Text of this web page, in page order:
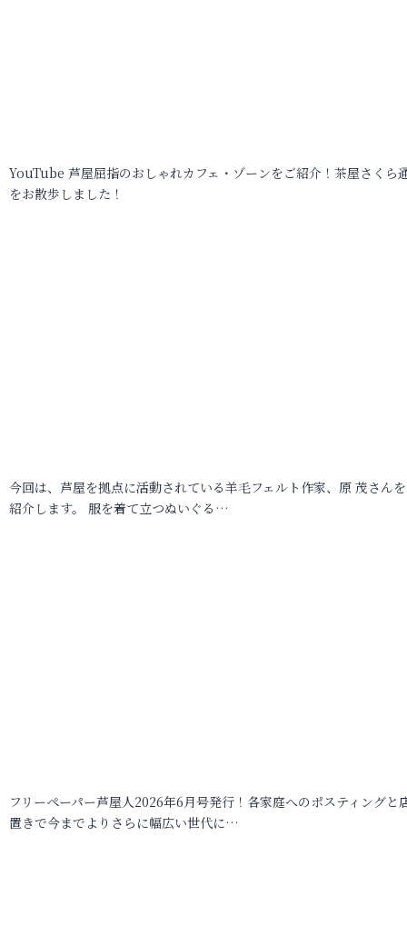
YouTube 芦屋屈指のおしゃれカフェ・ゾーンをご紹介！茶屋さくら
をお散歩しました！
今回は、芦屋を拠点に活動されている羊毛フェルト作家、原 茂さん
紹介します。 服を着て立つぬいぐる…
フリーペーパー芦屋人2026年6月号発行！各家庭へのポスティングと
置きで今までよりさらに幅広い世代に…